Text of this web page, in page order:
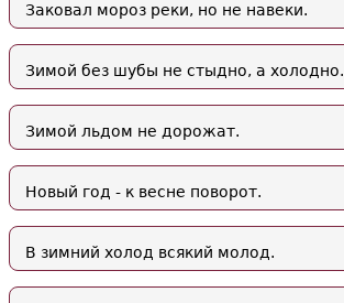
Заковал мороз реки, но не навеки.
Зимой без шубы не стыдно, а холодно.
Зимой льдом не дорожат.
Новый год - к весне поворот.
В зимний холод всякий молод.